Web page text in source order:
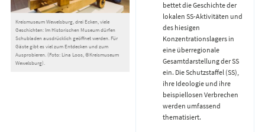
Kreismuseum Wewelsburg, drei Ecken, viele
Geschichten: Im Historischen Museum dürfen
Schubladen ausdrücklich geöffnet werden. Für
Gäste gibt es viel zum Entdecken und zum
Ausprobieren. (Foto: Lina Loos, ©Kreismuseum
Wewelsburg).
bettet die Geschichte der
lokalen SS-Aktivitäten und
des hiesigen
Konzentrationslagers in
eine überregionale
Gesamtdarstellung der SS
ein. Die Schutzstaffel (SS),
ihre Ideologie und ihre
beispiellosen Verbrechen
werden umfassend
thematisiert.